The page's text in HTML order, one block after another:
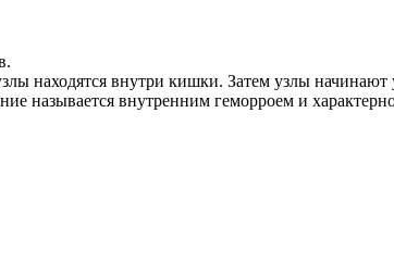
находятся внутри кишки. Затем узлы начинают
называется внутренним геморроем и